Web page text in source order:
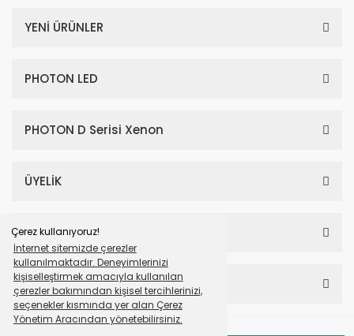
Çerez kullanıyoruz!
İnternet sitemizde çerezler
kullanılmaktadır. Deneyimlerinizi
kişiselleştirmek amacıyla kullanılan
çerezler bakımından kişisel tercihlerinizi,
seçenekler kısmında yer alan Çerez
Yönetim Aracından yönetebilirsiniz.
YENİ ÜRÜNLER
PHOTON LED
PHOTON D Serisi Xenon
ÜYELİK
SAYFALAR
HESABIM